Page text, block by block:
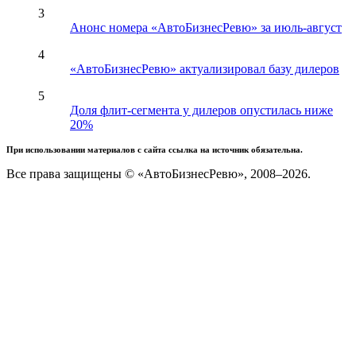
3
Анонс номера «АвтоБизнесРевю» за июль-август
4
«АвтоБизнесРевю» актуализировал базу дилеров
5
Доля флит-сегмента у дилеров опустилась ниже
20%
При использовании материалов с сайта ссылка на источник обязательна.
Все права защищены © «АвтоБизнесРевю», 2008–2026.